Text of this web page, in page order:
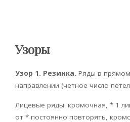
Узоры
Узор 1. Резинка. Ряды в
направлении (четное число
Лицевые ряды: кромочная, * 1
от * постоянно повторять,